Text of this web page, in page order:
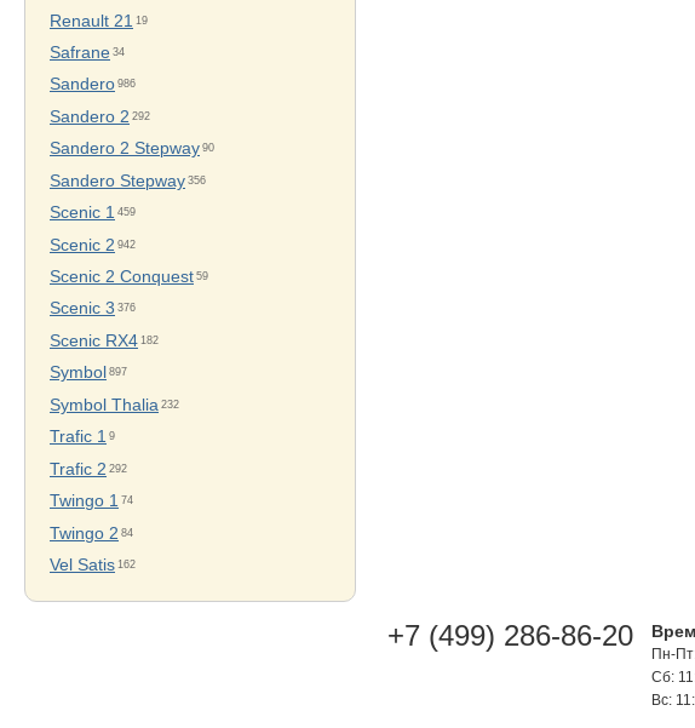
Renault 21 19
Safrane 34
Sandero 986
Sandero 2 292
Sandero 2 Stepway 90
Sandero Stepway 356
Scenic 1 459
Scenic 2 942
Scenic 2 Conquest 59
Scenic 3 376
Scenic RX4 182
Symbol 897
Symbol Thalia 232
Trafic 1 9
Trafic 2 292
Twingo 1 74
Twingo 2 84
Vel Satis 162
+7 (499) 286-86-20
Пн-
Сб:
Вс: